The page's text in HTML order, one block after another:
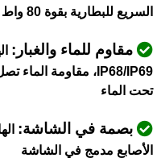
السريع للبطارية بقوة 80 واط
مقاوم للماء والغبار:
تحت الماء
بصمة في الشاشة:
الأصابع مدمج في الشاشة